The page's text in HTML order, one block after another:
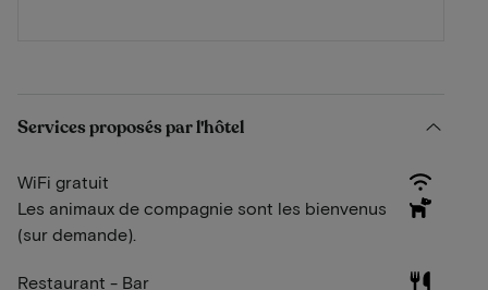
Services proposés par l'hôtel
WiFi gratuit
Les animaux de compagnie sont les bienvenus
(sur demande).
Restaurant - Bar